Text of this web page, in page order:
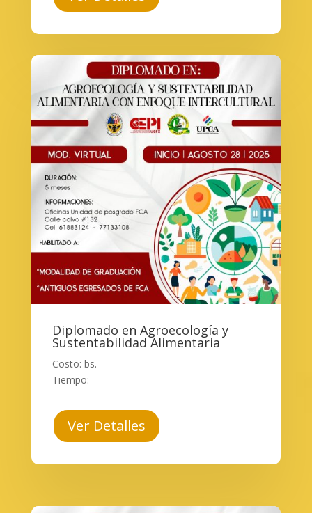
Diplomado en Agroecología y
Sustentabilidad Alimentaria
Costo: bs.
Tiempo:
Ver Detalles